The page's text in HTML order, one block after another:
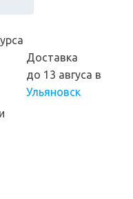
Доставка
до 13 авгуса в
Ульяновск